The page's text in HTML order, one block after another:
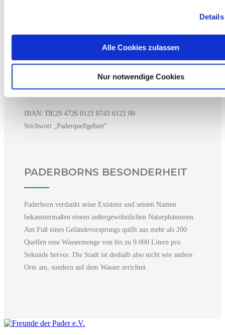
Alle Cookies zulassen
Nur notwendige Cookies
SPENDENKONTO
Spendenkonto für das Projekt
IBAN: DE29 4726 0121 8743 6121 00
Stichwort „Paderquellgebiet“
PADERBORNS BESONDERHEIT
Paderborn verdankt seine Existenz und seinen Namen
bekanntermaßen einem außergewöhnlichen Naturphänomen:
Am Fuß eines Geländevorsprungs quillt aus mehr als 200
Quellen eine Wassermenge von bis zu 9.000 Litern pro
Sekunde hervor. Die Stadt ist deshalb also nicht wie andere
Orte am, sondern auf dem Wasser errichtet.